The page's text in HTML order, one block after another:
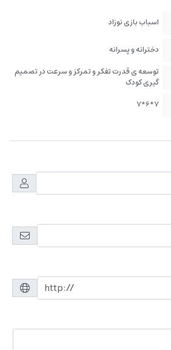
اسباب بازی نوزاد
دخترانه و پسرانه
توسعه ی قدرت تفکر و تمرکز و سرعت در تصمیم
گیری کودک
7*6*7